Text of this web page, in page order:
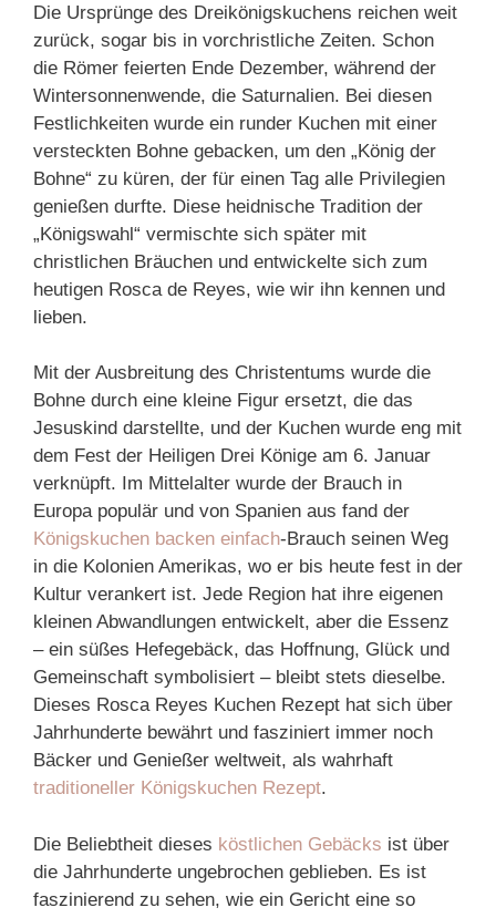
Die Ursprünge des Dreikönigskuchens reichen weit
zurück, sogar bis in vorchristliche Zeiten. Schon
die Römer feierten Ende Dezember, während der
Wintersonnenwende, die Saturnalien. Bei diesen
Festlichkeiten wurde ein runder Kuchen mit einer
versteckten Bohne gebacken, um den „König der
Bohne“ zu küren, der für einen Tag alle Privilegien
genießen durfte. Diese heidnische Tradition der
„Königswahl“ vermischte sich später mit
christlichen Bräuchen und entwickelte sich zum
heutigen Rosca de Reyes, wie wir ihn kennen und
lieben.
Mit der Ausbreitung des Christentums wurde die
Bohne durch eine kleine Figur ersetzt, die das
Jesuskind darstellte, und der Kuchen wurde eng mit
dem Fest der Heiligen Drei Könige am 6. Januar
verknüpft. Im Mittelalter wurde der Brauch in
Europa populär und von Spanien aus fand der
Königskuchen backen einfach-Brauch seinen Weg
in die Kolonien Amerikas, wo er bis heute fest in der
Kultur verankert ist. Jede Region hat ihre eigenen
kleinen Abwandlungen entwickelt, aber die Essenz
– ein süßes Hefegebäck, das Hoffnung, Glück und
Gemeinschaft symbolisiert – bleibt stets dieselbe.
Dieses Rosca Reyes Kuchen Rezept hat sich über
Jahrhunderte bewährt und fasziniert immer noch
Bäcker und Genießer weltweit, als wahrhaft
traditioneller Königskuchen Rezept.
Die Beliebtheit dieses köstlichen Gebäcks ist über
die Jahrhunderte ungebrochen geblieben. Es ist
faszinierend zu sehen, wie ein Gericht eine so